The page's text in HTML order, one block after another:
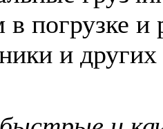
погрузке и
и